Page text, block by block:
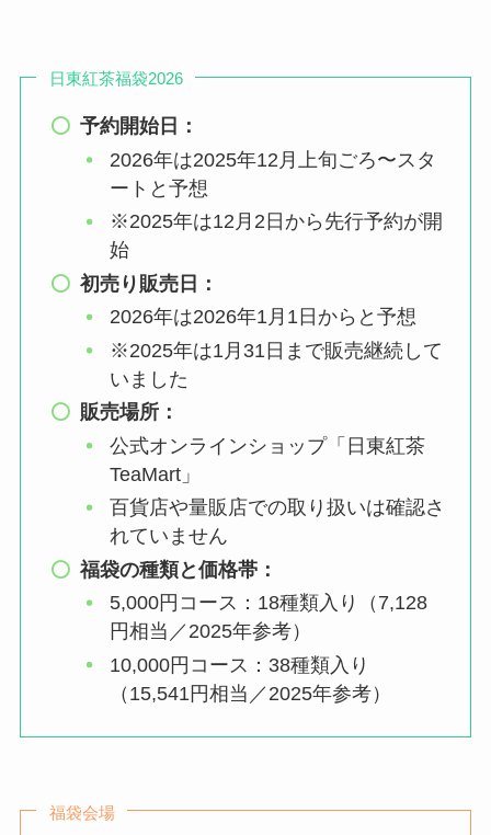
日東紅茶福袋2026
予約開始日：
2026年は2025年12月上旬ごろ〜スタ
ートと予想
※2025年は12月2日から先行予約が開
始
初売り販売日：
2026年は2026年1月1日からと予想
※2025年は1月31日まで販売継続して
いました
販売場所：
公式オンラインショップ「日東紅茶
TeaMart」
百貨店や量販店での取り扱いは確認さ
れていません
福袋の種類と価格帯：
5,000円コース：18種類入り（7,128
円相当／2025年参考）
10,000円コース：38種類入り
（15,541円相当／2025年参考）
福袋会場